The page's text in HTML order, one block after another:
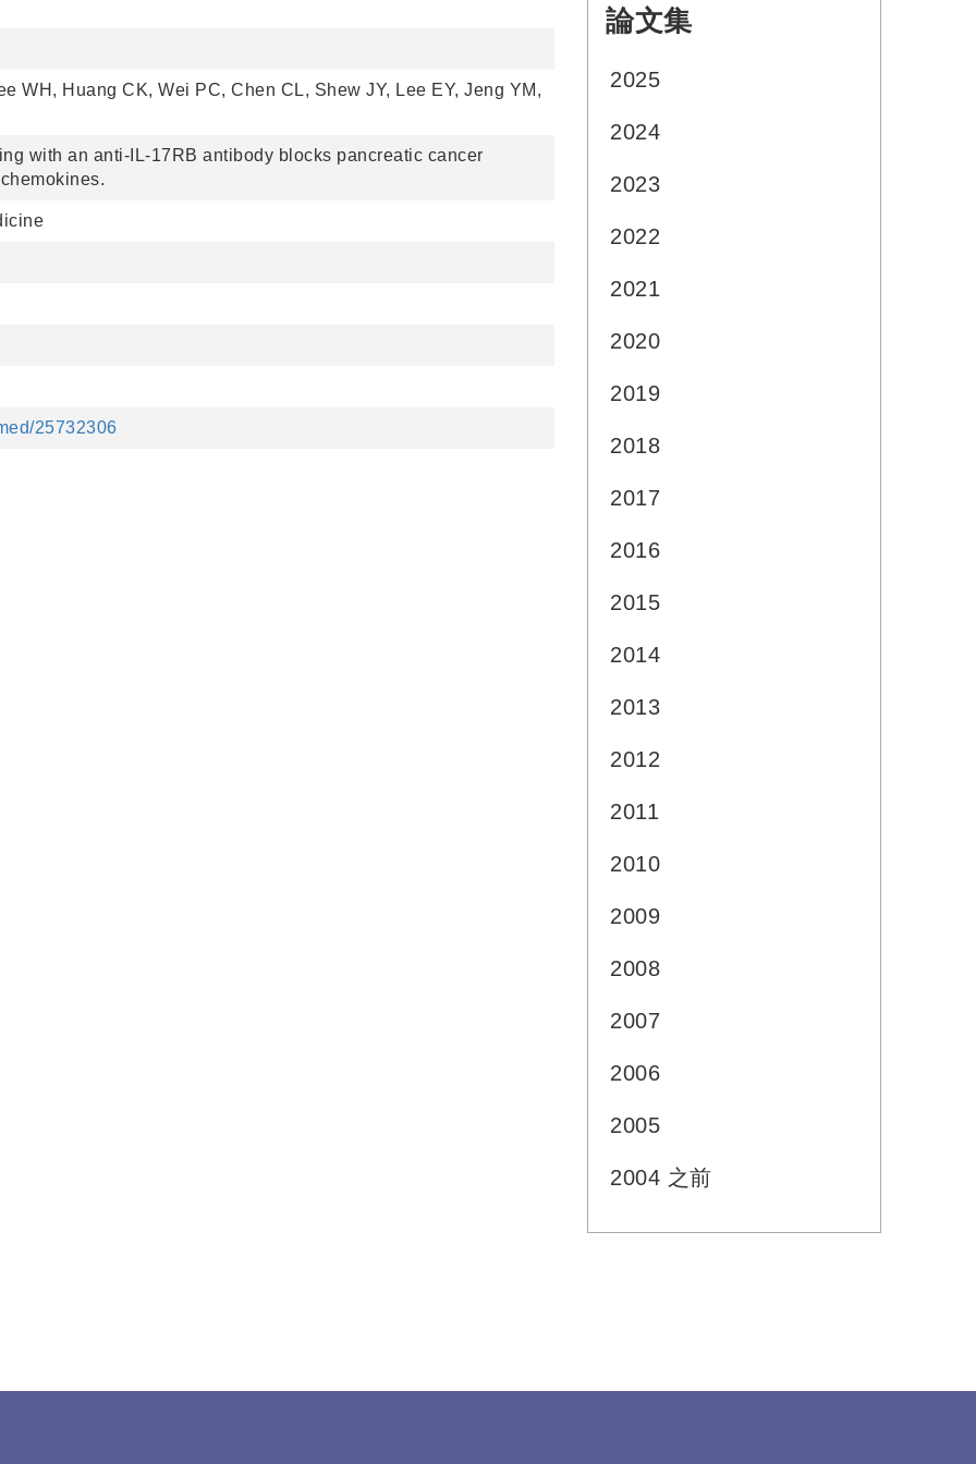
WH, Huang CK, Wei PC, Chen CL, Shew JY, Lee EY, Jeng YM,
with an anti-IL-17RB antibody blocks pancreatic cancer
25732306
論文集
2025
2024
2023
2022
2021
2020
2019
2018
2017
2016
2015
2014
2013
2012
2011
2010
2009
2008
2007
2006
2005
2004 之前